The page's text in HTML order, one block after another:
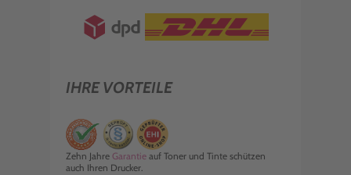
IHRE VORTEILE
Zehn Jahre Garantie auf Toner und Tinte schützen
auch Ihren Drucker.